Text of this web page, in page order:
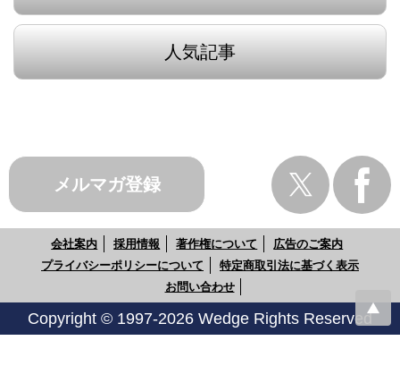
人気記事
メルマガ登録
会社案内 採用情報 著作権について
広告のご案内
プライバシーポリシーについて
特定商取引法に基づく表示
お問い合わせ
Copyright © 1997-2026 Wedge Rights Reserved